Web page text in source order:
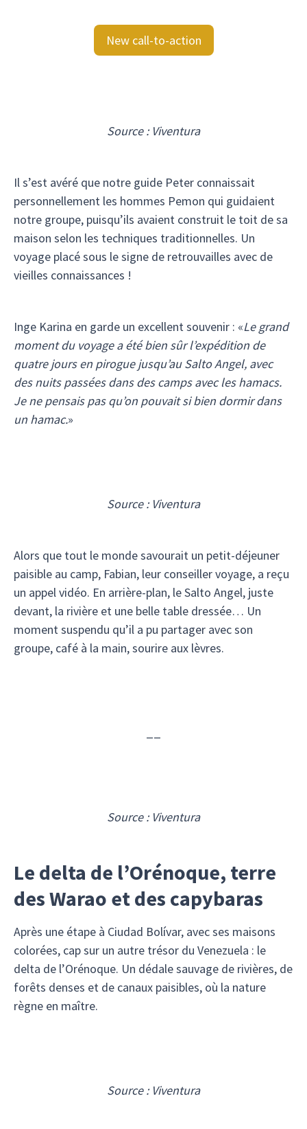
New call-to-action
Source : Viventura
Il s’est avéré que notre guide Peter connaissait
personnellement les hommes Pemon qui guidaient
notre groupe, puisqu’ils avaient construit le toit de sa
maison selon les techniques traditionnelles. Un
voyage placé sous le signe de retrouvailles avec de
vieilles connaissances !
Inge Karina en garde un excellent souvenir : «Le grand
moment du voyage a été bien sûr l’expédition de
quatre jours en pirogue jusqu’au Salto Angel, avec
des nuits passées dans des camps avec les hamacs.
Je ne pensais pas qu’on pouvait si bien dormir dans
un hamac.»
Source : Viventura
Alors que tout le monde savourait un petit-déjeuner
paisible au camp, Fabian, leur conseiller voyage, a reçu
un appel vidéo. En arrière-plan, le Salto Angel, juste
devant, la rivière et une belle table dressée… Un
moment suspendu qu’il a pu partager avec son
groupe, café à la main, sourire aux lèvres.
Source : Viventura
Le delta de l’Orénoque, terre
des Warao et des capybaras
Après une étape à Ciudad Bolívar, avec ses maisons
colorées, cap sur un autre trésor du Venezuela : le
delta de l’Orénoque. Un dédale sauvage de rivières, de
forêts denses et de canaux paisibles, où la nature
règne en maître.
Source : Viventura